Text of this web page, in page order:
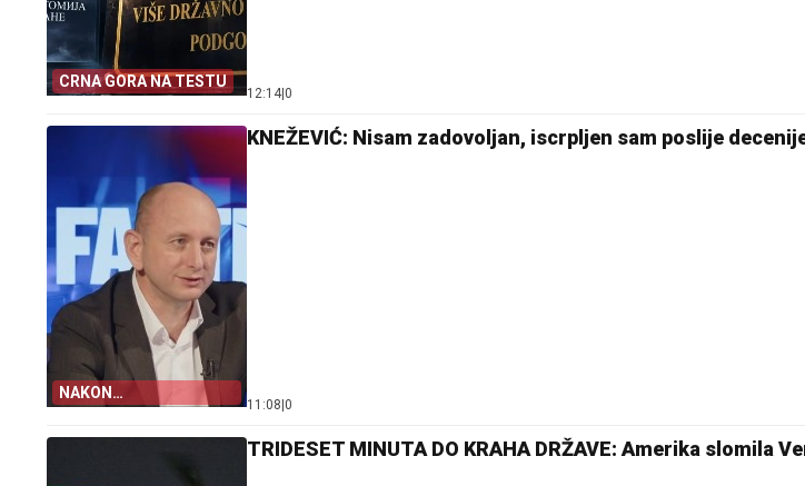
CRNA GORA NA TESTU
12:14 0
NAKON
OSLOBAĐAJUĆE
KNEŽEVIĆ: Nisam zadovoljan, iscrpljen sam poslije
11:08 0
TRIDESET MINUTA DO KRAHA DRŽAVE: Amerika slomila